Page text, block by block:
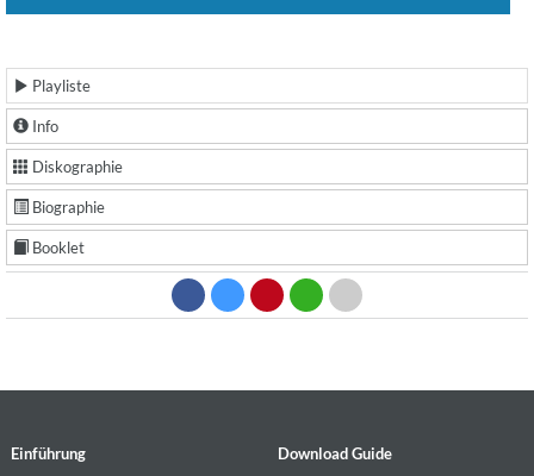
Playliste
Info
Diskographie
Biographie
Booklet
Einführung
Download Guide